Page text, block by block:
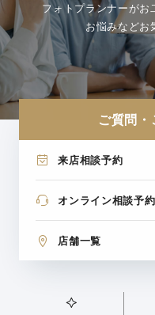
フォトプランナーがお
お悩みなどお
ご質問・
来店相談予約
オンライン相談予約
店舗一覧